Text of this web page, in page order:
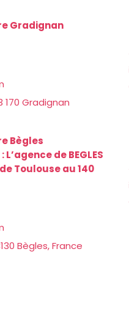
Gradignan
170 Gradignan
Bègles
de BEGLES
Toulouse au 140
Bègles, France